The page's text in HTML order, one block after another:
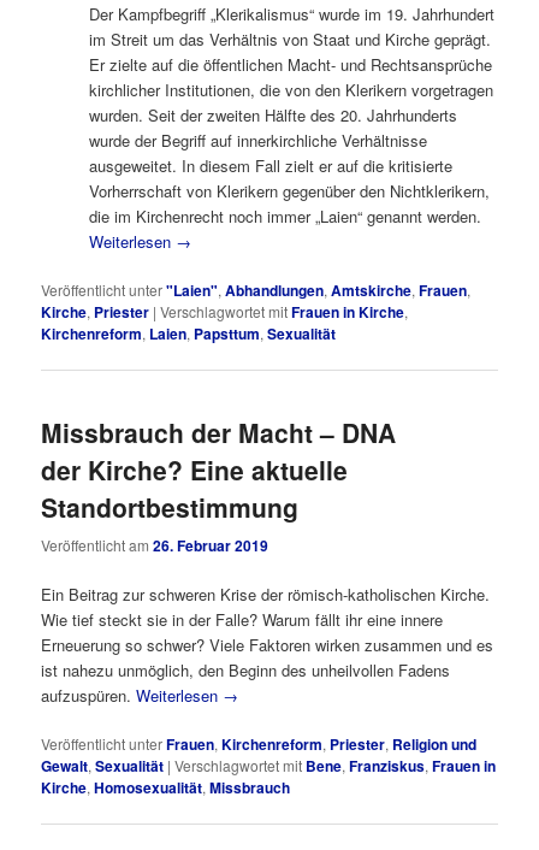
Der Kampfbegriff „Klerikalismus“ wurde im 19. Jahrhundert
im Streit um das Verhältnis von Staat und Kirche geprägt.
Er zielte auf die öffentlichen Macht- und Rechtsansprüche
kirchlicher Institutionen, die von den Klerikern vorgetragen
wurden. Seit der zweiten Hälfte des 20. Jahrhunderts
wurde der Begriff auf innerkirchliche Verhältnisse
ausgeweitet. In diesem Fall zielt er auf die kritisierte
Vorherrschaft von Klerikern gegenüber den Nichtklerikern,
die im Kirchenrecht noch immer „Laien“ genannt werden.
Weiterlesen →
Veröffentlicht unter"Laien",Abhandlungen,Amtskirche,Frauen,
Kirche, Priester |Verschlagwortet mitFrauen in Kirche,
Kirchenreform, Laien, Papsttum,Sexualität
Missbrauch der Macht – DNA
der Kirche? Eine aktuelle
Standortbestimmung
Veröffentlicht am26. Februar 2019
Ein Beitrag zur schweren Krise der römisch-katholischen Kirche.
Wie tief steckt sie in der Falle? Warum fällt ihr eine innere
Erneuerung so schwer? Viele Faktoren wirken zusammen und es
ist nahezu unmöglich, den Beginn des unheilvollen Fadens
aufzuspüren.Weiterlesen →
Veröffentlicht unterFrauen,Kirchenreform, Priester, Religion und
Gewalt,Sexualität |Verschlagwortet mit Bene,Franziskus,Frauen in
Kirche,Homosexualität,Missbrauch